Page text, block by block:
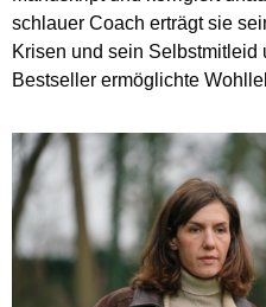
schlauer Coach erträgt sie
Krisen und sein
Bestseller ermöglichte